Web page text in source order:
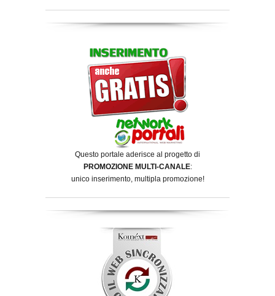
Questo portale aderisce al progetto di
PROMOZIONE MULTI-CANALE:
unico inserimento, multipla promozione!